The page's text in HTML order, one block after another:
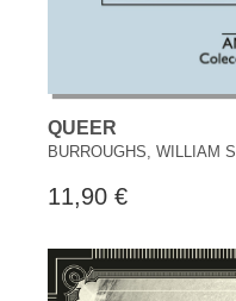
QUEER
BURROUGHS, WILLIAM S.
11,90 €